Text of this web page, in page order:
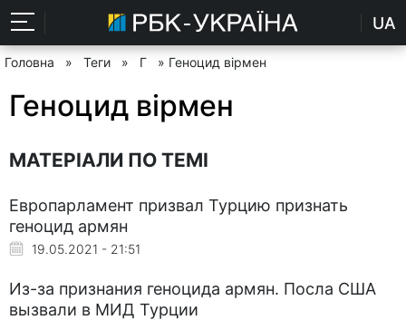
UA
Головна » Теги » Г » Геноцид вірмен
Геноцид вірмен
МАТЕРІАЛИ ПО ТЕМІ
Европарламент призвал Турцию признать
геноцид армян
19.05.2021 - 21:51
Из-за признания геноцида армян. Посла США
вызвали в МИД Турции